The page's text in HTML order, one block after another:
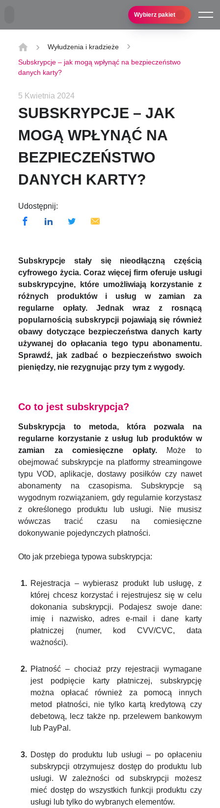
Wybierz pakiet
Wyłudzenia i kradzieże
Subskrypcje – jak mogą wpłynąć na bezpieczeństwo
danych karty?
5 Kwietnia 2024
SUBSKRYPCJE – JAK
MOGĄ WPŁYNĄĆ NA
BEZPIECZEŃSTWO
DANYCH KARTY?
Udostępnij:
Subskrypcje stały się nieodłączną częścią
cyfrowego życia. Coraz więcej firm oferuje usługi
subskrypcyjne, które umożliwiają korzystanie z
różnych produktów i usług w zamian za
regularne opłaty. Jednak wraz z rosnącą
popularnością subskrypcji pojawiają się również
obawy dotyczące bezpieczeństwa danych karty
używanej do opłacania tego typu abonamentu.
Sprawdź, jak zadbać o bezpieczeństwo swoich
pieniędzy, nie rezygnując przy tym z wygody.
Co to jest subskrypcja?
Subskrypcja to metoda, która pozwala na
regularne korzystanie z usług lub produktów w
zamian za comiesięczne opłaty. Może to
obejmować subskrypcje na platformy streamingowe
typu VOD, aplikacje, dostawy posiłków czy nawet
abonamenty na czasopisma. Subskrypcje są
wygodnym rozwiązaniem, gdy regularnie korzystasz
z określonego produktu lub usługi. Nie musisz
wówczas tracić czasu na comiesięczne
dokonywanie pojedynczych płatności.
Oto jak przebiega typowa subskrypcja:
Rejestracja – wybierasz produkt lub usługę, z
której chcesz korzystać i rejestrujesz się w celu
dokonania subskrypcji. Podajesz swoje dane:
imię i nazwisko, adres e-mail i dane karty
płatniczej (numer, kod CVV/CVC, data
ważności).
Płatność – chociaż przy rejestracji wymagane
jest podpięcie karty płatniczej, subskrypcję
można opłacać również za pomocą innych
metod płatności, nie tylko kartą kredytową czy
debetową, lecz także np. przelewem bankowym
lub PayPal.
Dostęp do produktu lub usługi – po opłaceniu
subskrypcji otrzymujesz dostęp do produktu lub
usługi. W zależności od subskrypcji możesz
mieć dostęp do wszystkich funkcji produktu czy
usługi lub tylko do wybranych elementów.